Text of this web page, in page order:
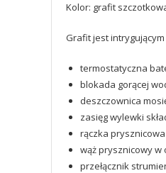
Kolor: grafit
Grafit jest
termostatyczna
blokada gorącej
deszczownica
zasięg wylewki
rączka prysznicowa
wąż prysznicowy w
przełącznik